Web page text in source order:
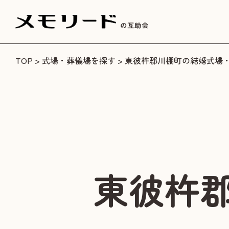
TOP > 式場・葬儀場を探す > 東彼杵郡川棚町の結婚式場
東彼杵